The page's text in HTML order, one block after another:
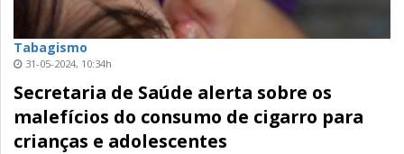
Tabagismo
31-05-2024, 10:34h
Secretaria de Saúde alerta sobre os
malefícios do consumo de cigarro para
crianças e adolescentes